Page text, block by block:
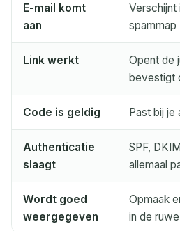
E-mail komt
aan
Verschijnt
spammap
Link werkt
Opent de
bevestigt
Code is geldig Past bij je
Authenticatie
slaagt
SPF,
allemaal
Wordt goed
weergegeven
Opmaak
in de